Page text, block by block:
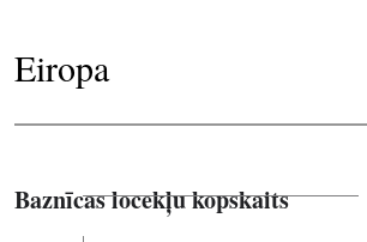
Eiropa
Baznīcas locekļu kopskaits